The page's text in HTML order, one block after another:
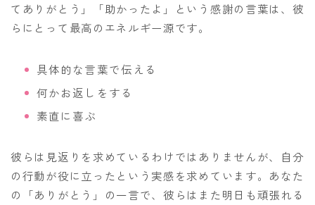
てありがとう」「助かったよ」という感謝の言葉は、彼
らにとって最高のエネルギー源です。
具体的な言葉で伝える
何かお返しをする
素直に喜ぶ
彼らは見返りを求めているわけではありませんが、自分
の行動が役に立ったという実感を求めています。あなた
の「ありがとう」の一言で、彼らはまた明日も頑張れる